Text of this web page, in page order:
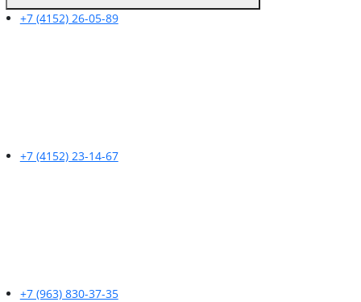
+7 (4152) 26-05-89
+7 (4152) 23-14-67
+7 (963) 830-37-35